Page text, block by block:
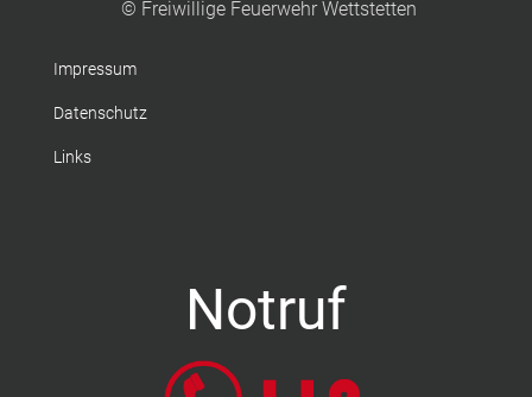
© Freiwillige Feuerwehr Wettstetten
Impressum
Datenschutz
Links
Notruf